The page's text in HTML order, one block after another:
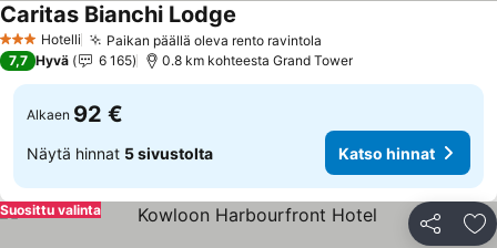
3 Tähtiluokitus
Hotelli Paikan päällä oleva rento ravintola
Caritas Bianchi Lodge
7,7 Hyvä 6 165 0.8 km kohteesta Grand Tower
Alkaen 92 €
Näytä hinnat 5 sivustolta Katso hinnat
Jaa
Suosittu valinta